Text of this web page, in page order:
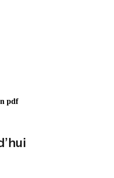
pdf